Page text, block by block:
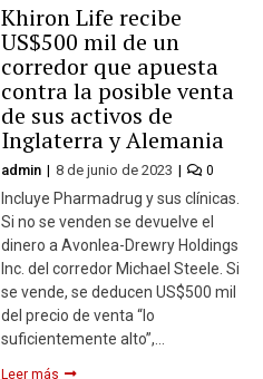
Khiron Life recibe
US$500 mil de un
corredor que apuesta
contra la posible venta
de sus activos de
Inglaterra y Alemania
admin 8 de junio de 2023 0
Incluye Pharmadrug y sus clínicas.
Si no se venden se devuelve el
dinero a Avonlea-Drewry Holdings
Inc. del corredor Michael Steele. Si
se vende, se deducen US$500 mil
del precio de venta “lo
suficientemente alto”,…
Leer más